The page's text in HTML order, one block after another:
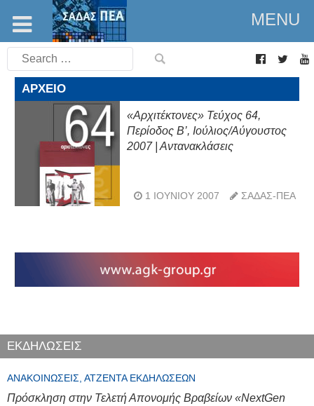
MENU
Search
for:
ΑΡΧΕΊΟ
«Αρχιτέκτονες» Τεύχος 64,
Περίοδος Β’, Ιούλιος/Αύγουστος
2007 | Αντανακλάσεις
1 ΙΟΥΝΊΟΥ 2007 ΣΑΔΑΣ-ΠΕΑ
ΕΚΔΗΛΩΣΕΙΣ
ΑΝΑΚΟΙΝΏΣΕΙΣ, ΑΤΖΈΝΤΑ ΕΚΔΗΛΏΣΕΩΝ
Πρόσκληση στην Τελετή Απονομής Βραβείων «NextGen